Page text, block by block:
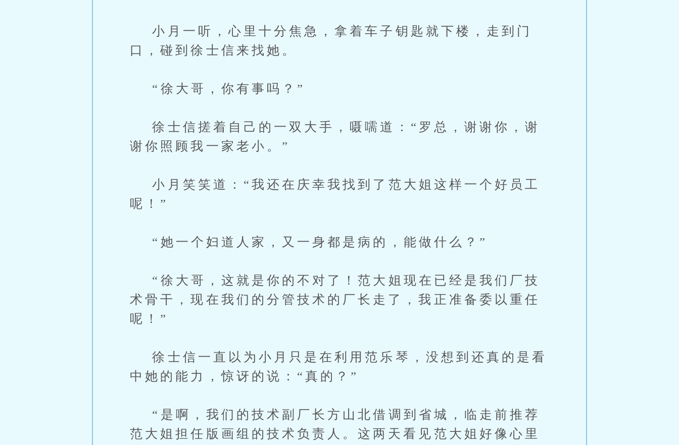
小月一听，心里十分焦急，拿着车子钥匙就下楼，走到门
口，碰到徐士信来找她。
“徐大哥，你有事吗？”
徐士信搓着自己的一双大手，嗫嚅道：“罗总，谢谢你，谢
谢你照顾我一家老小。”
小月笑笑道：“我还在庆幸我找到了范大姐这样一个好员工
呢！”
“她一个妇道人家，又一身都是病的，能做什么？”
“徐大哥，这就是你的不对了！范大姐现在已经是我们厂技
术骨干，现在我们的分管技术的厂长走了，我正准备委以重任
呢！”
徐士信一直以为小月只是在利用范乐琴，没想到还真的是看
中她的能力，惊讶的说：“真的？”
“是啊，我们的技术副厂长方山北借调到省城，临走前推荐
范大姐担任版画组的技术负责人。这两天看见范大姐好像心里